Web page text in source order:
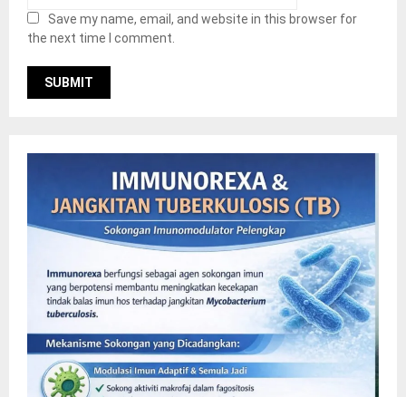
Save my name, email, and website in this browser for
the next time I comment.